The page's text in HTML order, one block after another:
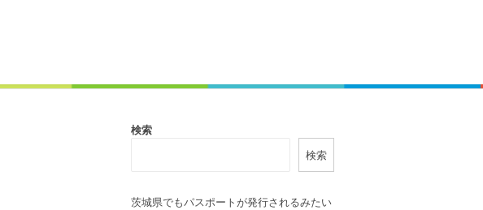
検索
検索
茨城県でもパスポートが発行されるみたい